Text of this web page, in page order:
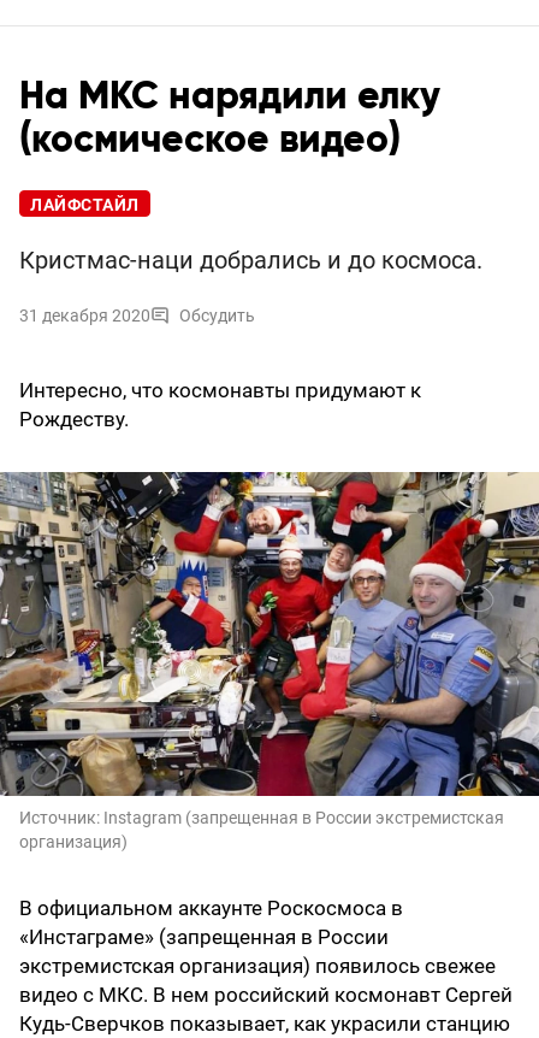
На МКС нарядили елку
(космическое видео)
ЛАЙФСТАЙЛ
Кристмас-наци добрались и до космоса.
31 декабря 2020 Обсудить
Интересно, что космонавты придумают к
Рождеству.
Источник: Instagram (запрещенная в России экстремистская
организация)
В официальном аккаунте Роскосмоса в
«Инстаграме» (запрещенная в России
экстремистская организация) появилось свежее
видео с МКС. В нем российский космонавт Сергей
Кудь-Сверчков показывает, как украсили станцию